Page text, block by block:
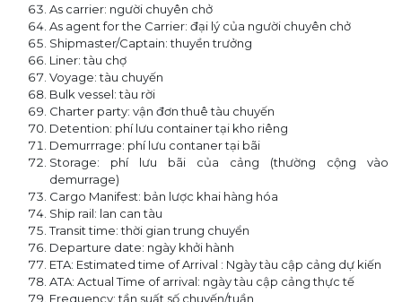
As carrier: người chuyên chở
As agent for the Carrier: đại lý của người chuyên chở
Shipmaster/Captain: thuyền trưởng
Liner: tàu chợ
Voyage: tàu chuyến
Bulk vessel: tàu rời
Charter party: vận đơn thuê tàu chuyến
Detention: phí lưu container tại kho riêng
Demurrrage: phí lưu contaner tại bãi
Storage: phí lưu bãi của cảng (thường cộng vào
demurrage)
Cargo Manifest: bản lược khai hàng hóa
Ship rail: lan can tàu
Transit time: thời gian trung chuyển
Departure date: ngày khởi hành
ETA: Estimated time of Arrival : Ngày tàu cập cảng dự kiến
ATA: Actual Time of arrival: ngày tàu cập cảng thực tế
Frequency: tần suất số chuyến/tuần